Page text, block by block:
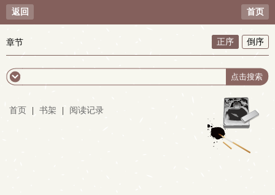
返回 首页
章节 正序 倒序
首页 书架 阅读记录